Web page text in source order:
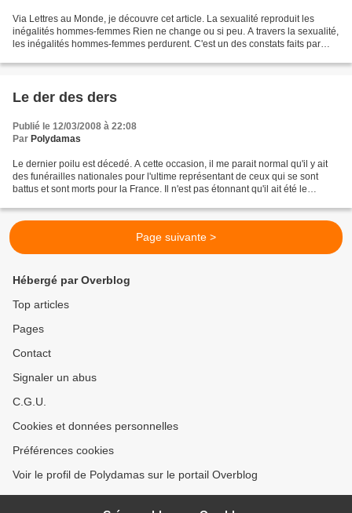
Via Lettres au Monde, je découvre cet article. La sexualité reproduit les
inégalités hommes-femmes Rien ne change ou si peu. A travers la sexualité,
les inégalités hommes-femmes perdurent. C'est un des constats faits par
Le der des ders
Publié le 12/03/2008 à 22:08
Par Polydamas
Le dernier poilu est décedé. A cette occasion, il me parait normal qu'il y ait
des funérailles nationales pour l'ultime représentant de ceux qui se sont
battus et sont morts pour la France. Il n'est pas étonnant qu'il ait été le
Page suivante >
Hébergé par Overblog
Top articles
Pages
Contact
Signaler un abus
C.G.U.
Cookies et données personnelles
Préférences cookies
Voir le profil de Polydamas sur le portail Overblog